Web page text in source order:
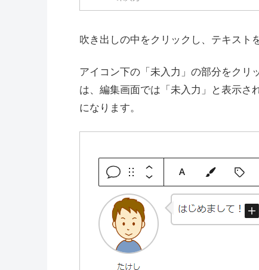
吹き出しの中をクリックし、テキスト
アイコン下の「未入力」の部分をクリ
は、編集画面では「未入力」と表示さ
になります。